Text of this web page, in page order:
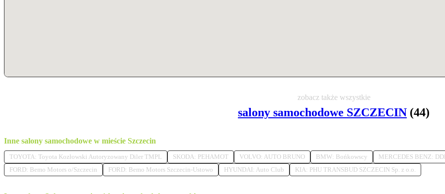
zobacz także wszystkie
salony samochodowe SZCZECIN (44)
Inne salony samochodowe w mieście Szczecin
TOYOTA: Toyota Kozłowski Autoryzowany Diler TMPL SKODA: PEHAMOT VOLVO: AUTO BRUNO BMW: Bońkowscy MERCEDES BENZ:
FORD: Bemo Motors o/Szczecin
FORD: Bemo Motors Szczecin-Ustowo HYUNDAI: Auto Club KIA: PHU TRANSBUD SZCZECIN Sp. z o.o.